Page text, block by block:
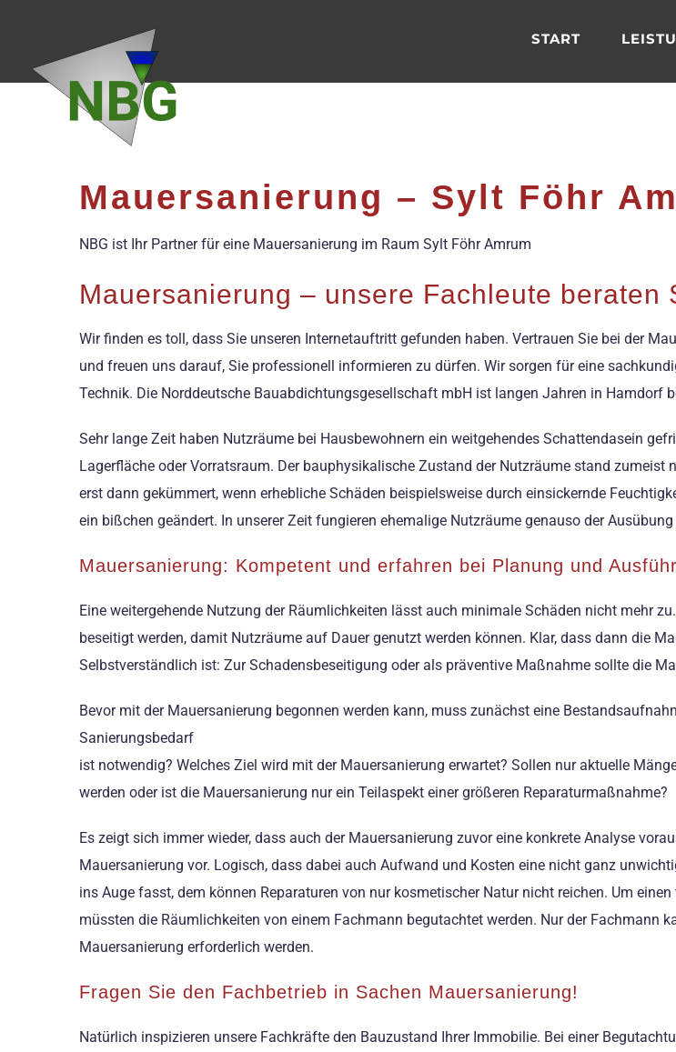
springen
START
Mauersanierung – Sylt Föhr
NBG ist Ihr Partner für eine Mauersanierung im Raum Sylt Föhr Amrum
Mauersanierung – unsere Fachleute beraten
Wir finden es toll, dass Sie unseren Internetauftritt gefunden haben. Vertrauen Sie bei der
und freuen uns darauf, Sie professionell informieren zu dürfen. Wir sorgen für eine
Technik. Die Norddeutsche Bauabdichtungsgesellschaft mbH ist langen Jahren in Hamdorf
Sehr lange Zeit haben Nutzräume bei Hausbewohnern ein weitgehendes Schattendasein
Lagerfläche oder Vorratsraum. Der bauphysikalische Zustand der Nutzräume stand
erst dann gekümmert, wenn erhebliche Schäden beispielsweise durch einsickernde
ein bißchen geändert. In unserer Zeit fungieren ehemalige Nutzräume genauso der
Mauersanierung: Kompetent und erfahren bei Planung und
Eine weitergehende Nutzung der Räumlichkeiten lässt auch minimale Schäden nicht mehr
beseitigt werden, damit Nutzräume auf Dauer genutzt werden können. Klar, dass dann die
Selbstverständlich ist: Zur Schadensbeseitigung oder als präventive Maßnahme sollte die
Bevor mit der Mauersanierung begonnen werden kann, muss zunächst eine
Sanierungsbedarf
ist notwendig? Welches Ziel wird mit der Mauersanierung erwartet? Sollen nur aktuelle
werden oder ist die Mauersanierung nur ein Teilaspekt einer größeren Reparaturmaßnahme?
Es zeigt sich immer wieder, dass auch der Mauersanierung zuvor eine konkrete Analyse
Mauersanierung vor. Logisch, dass dabei auch Aufwand und Kosten eine nicht ganz
ins Auge fasst, dem können Reparaturen von nur kosmetischer Natur nicht reichen. Um
müssten die Räumlichkeiten von einem Fachmann begutachtet werden. Nur der Fachmann
Mauersanierung erforderlich werden.
Fragen Sie den Fachbetrieb in Sachen Mauersanierung!
Natürlich inspizieren unsere Fachkräfte den Bauzustand Ihrer Immobilie. Bei einer